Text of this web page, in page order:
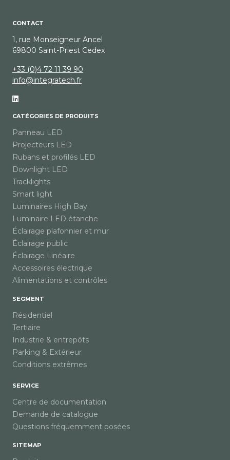
CONTACT
1, rue Monseigneur Ancel
69800 Saint-Priest Cedex
+33 (0)4 72 11 39 90
info@integratech.fr
CATÉGORIES DE PRODUITS
Panneau LED
Projecteurs LED
Rubans et profilés LED
Downlight LED
Tracklights
Smart light
Luminaires High Bay
Luminaire LED étanche
Éclairage plafonnier et mur
Éclairage public
Éclairage Linéaire
Accessoires électrique
Alimentations et contrôles
SEGMENT
Résidentiel
Tertiaire
Industrie & entrepôts
Parking & Extérieur
Conditions extrêmes
SERVICE
Centre de documentation
Demande de catalogue
Questions fréquemment posées
SITEMAP